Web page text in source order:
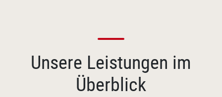
Unsere Leistungen im
Überblick